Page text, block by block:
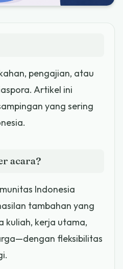
pengajian, atau
Artikel ini
yang sering
acara?
Indonesia
tambahan yang
kuliah, kerja utama,
fleksibilitas